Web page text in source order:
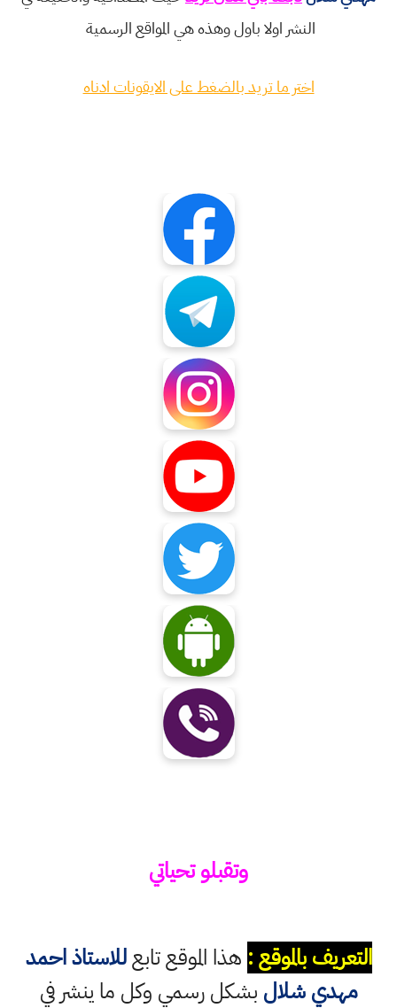
النشر اولا باول وهذه هي المواقع الرسمية
اختر ما تريد بالضغط على الايقونات ادناه
وتقبلو تحياتي
التعريف بالموقع : هذا الموقع تابعللاستاذ احمد
مهدي شلال بشكل رسمي وكل ما ينشر في